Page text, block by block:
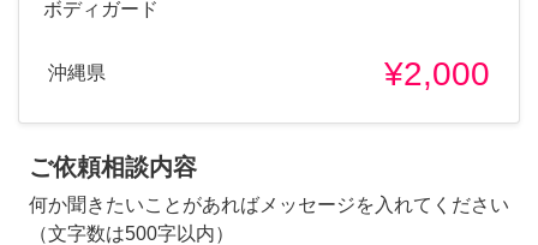
ボディガード
沖縄県 ¥2,000
ご依頼相談内容
何か聞きたいことがあればメッセージを入れてください
（文字数は500字以内）